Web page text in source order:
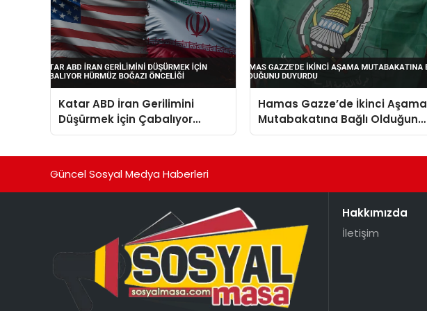
Katar ABD İran Gerilimini
Düşürmek İçin Çabalıyor
Hürmüz Boğazı Önceliği
Hamas Gazze’de İkinci Aşama
Mutabakatına Bağlı Olduğunu
Duyurdu
Güncel Sosyal Medya Haberleri
Hakkımızda
İletişim